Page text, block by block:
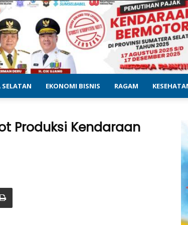
SELATAN EKONOMI BISNIS RAGAM
Produksi Kendaraan